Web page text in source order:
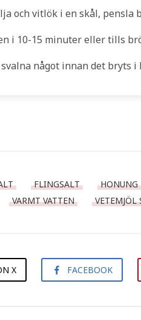
och vitlök i en skål, pensla
i 10-15 minuter eller tills
något innan det bryts i
FLINGSALT HONUNG
VARMT VATTEN
VETEMJÖL
X FACEBOOK